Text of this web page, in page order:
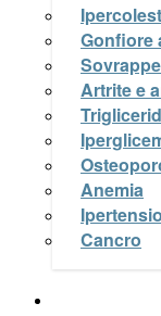
Gonfiore
Artrite e
Anemia
Cancro